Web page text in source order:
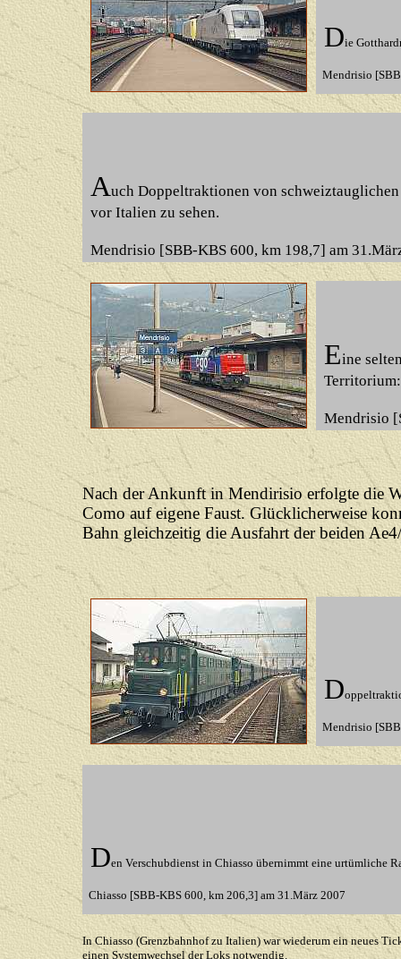
Die
Mendrisio
Auch Doppeltraktionen von
vor Italien zu sehen.
Mendrisio [SBB-KBS 600, km 198,7] am
Eine
Mendrisio
Nach der Ankunft in Mendirisio erfolgte die
Como auf eigene Faust. Glücklicherweise
Bahn gleichzeitig die Ausfahrt der beiden
D
Mendrisio
Den Verschubdienst in Chiasso übernimmt eine urtümliche
Chiasso [SBB-KBS 600, km 206,3] am 31.März 2007
In Chiasso (Grenzbahnhof zu Italien) war wiederum ein neues
einen Systemwechsel der Loks notwendig.